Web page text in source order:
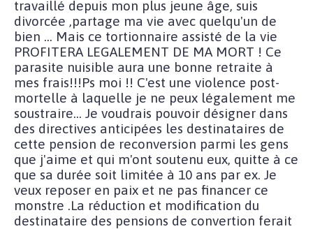
travaillé depuis mon plus jeune âge, suis
divorcée ,partage ma vie avec quelqu'un de
bien ... Mais ce tortionnaire assisté de la vie
PROFITERA LEGALEMENT DE MA MORT ! Ce
parasite nuisible aura une bonne retraite à
mes frais!!!Ps moi !! C'est une violence post-
mortelle à laquelle je ne peux légalement me
soustraire... Je voudrais pouvoir désigner dans
des directives anticipées les destinataires de
cette pension de reconversion parmi les gens
que j'aime et qui m'ont soutenu eux, quitte à ce
que sa durée soit limitée à 10 ans par ex. Je
veux reposer en paix et ne pas financer ce
monstre .La réduction et modification du
destinataire des pensions de convertion ferait